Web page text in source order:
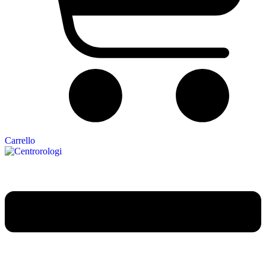
Carrello